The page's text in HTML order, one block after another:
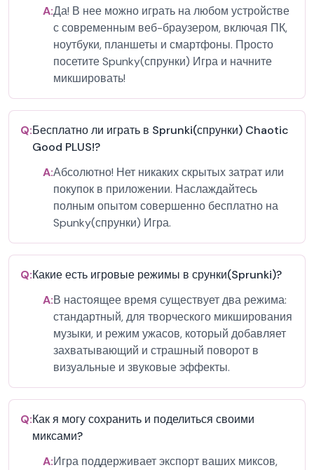
A:Да! В нее можно играть на любом устройстве
с современным веб-браузером, включая ПК,
ноутбуки, планшеты и смартфоны. Просто
посетите Spunky(спрунки) Игра и начните
микшировать!
Q:Бесплатно ли играть в Sprunki(спрунки) Chaotic
Good PLUS!?
A:Абсолютно! Нет никаких скрытых затрат или
покупок в приложении. Наслаждайтесь
полным опытом совершенно бесплатно на
Spunky(спрунки) Игра.
Q:Какие есть игровые режимы в срунки(Sprunki)?
A:В настоящее время существует два режима:
стандартный, для творческого микширования
музыки, и режим ужасов, который добавляет
захватывающий и страшный поворот в
визуальные и звуковые эффекты.
Q:Как я могу сохранить и поделиться своими
миксами?
A:Игра поддерживает экспорт ваших миксов,